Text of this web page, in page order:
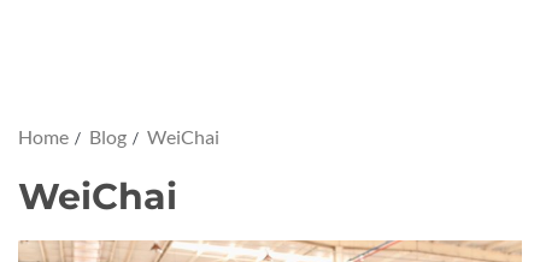
Home Blog WeiChai
WeiChai